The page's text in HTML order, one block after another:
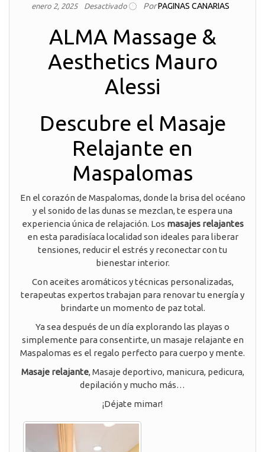
enero 2, 2025 Desactivado Por PAGINAS CANARIAS
ALMA Massage &
Aesthetics Mauro
Alessi
Descubre el Masaje
Relajante en
Maspalomas
En el corazón de Maspalomas, donde la brisa del océano
y el sonido de las dunas se mezclan, te espera una
experiencia única de relajación. Los masajes relajantes
en esta paradisíaca localidad son ideales para liberar
tensiones, reducir el estrés y reconectar con tu
bienestar interior.
Con aceites aromáticos y técnicas personalizadas,
terapeutas expertos trabajan para renovar tu energía y
brindarte un momento de paz total.
Ya sea después de un día explorando las playas o
simplemente para consentirte, un masaje relajante en
Maspalomas es el regalo perfecto para cuerpo y mente.
Masaje relajante, Masaje deportivo, manicura, pedicura,
depilación y mucho más…
¡Déjate mimar!